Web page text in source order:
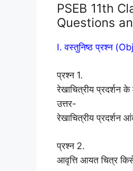
PSEB 11th
Questions
I. वस्तुनिष्ठ प्रश्न
प्रश्न 1.
रेखाचित्रीय प्रदर्शन
उत्तर-
रेखाचित्रीय प्रदर्शन
प्रश्न 2.
आवृत्ति आयत चित्र